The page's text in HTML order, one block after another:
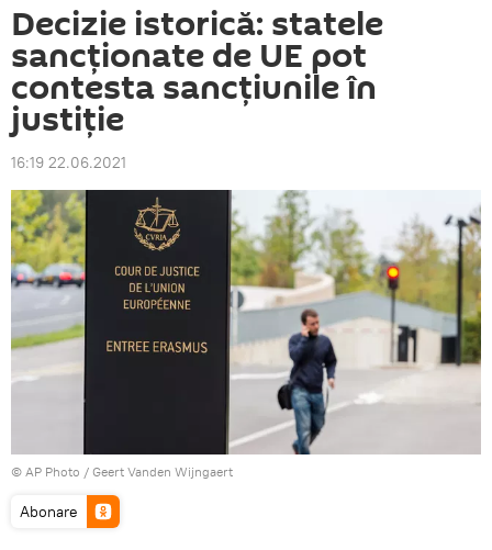
Decizie istorică: statele
sancționate de UE pot
contesta sancțiunile în
justiție
16:19 22.06.2021
© AP Photo / Geert Vanden Wijngaert
Abonare